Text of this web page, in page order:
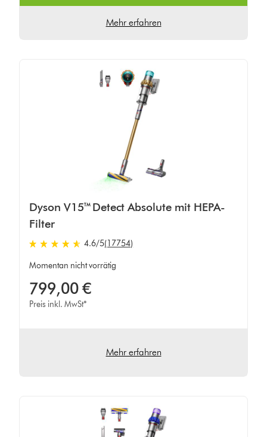
Mehr erfahren
Dyson V15™ Detect Absolute mit HEPA-
Filter
4.6 von 5 Sternen in 17754 Bewertungen
4.6/5(17754)
Momentan nicht vorrätig
799,00 €
Preis inkl. MwSt*
Mehr erfahren